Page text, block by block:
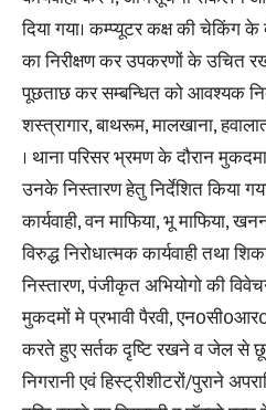
दिया गया। कम्प्यूटर कक्ष की चेकिंग
का निरीक्षण कर उपकरणों के उचित
पूछताछ कर सम्बन्धित को आवश्यक
शस्त्रागार, बाथरूम, मालखाना,
। थाना परिसर भ्रमण के दौरान
उनके निस्तारण हेतु निर्देशित किया
कार्यवाही, वन माफिया, भू माफिया,
विरुद्ध निरोधात्मक कार्यवाही तथा
निस्तारण, पंजीकृत अभियोगो की
मुकदमों मे प्रभावी पैरवी,
करते हुए सर्तक दृष्टि रखने व जेल से
निगरानी एवं हिस्ट्रीशीटरों/पुराने